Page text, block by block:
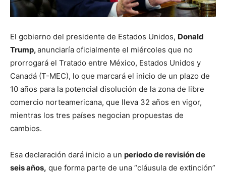
El gobierno del presidente de Estados Unidos, Donald
Trump,anunciaría oficialmente el miércoles que no
prorrogará el Tratado entre México, Estados Unidos y
Canadá (T-MEC), lo que marcará el inicio de un plazo de
10 años para la potencial disolución de la zona de libre
comercio norteamericana, que lleva 32 años en vigor,
mientras los tres países negocian propuestas de
cambios.
Esa declaración dará inicio a un periodo de revisión de
seis años, que forma parte de una “cláusula de extinción”